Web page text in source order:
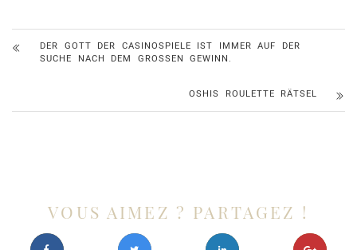
DER GOTT DER CASINOSPIELE IST IMMER AUF DER
SUCHE NACH DEM GROSSEN GEWINN.
OSHIS ROULETTE RÄTSEL
VOUS AIMEZ ? PARTAGEZ !